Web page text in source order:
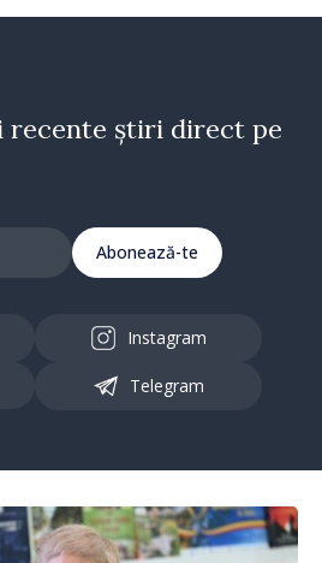
recente știri direct pe
Abonează-te
Instagram
Telegram